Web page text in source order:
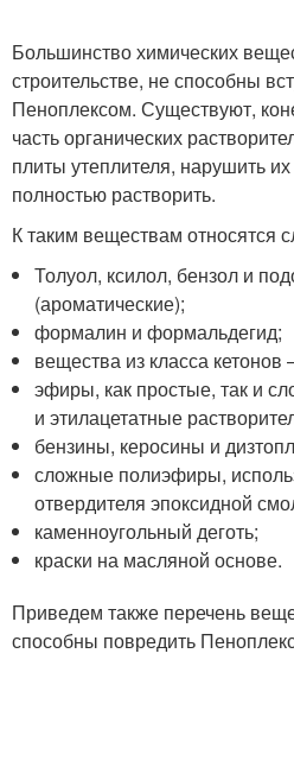
Большинство химических
строительстве, не способны
Пеноплексом. Существуют,
часть органических
плиты утеплителя, нарушить
полностью растворить.
К таким веществам относятся
Толуол, ксилол, бензол и
(ароматические);
формалин и формальдегид;
вещества из класса кетонов
эфиры, как простые, так и
и этилацетатные
бензины, керосины и
сложные полиэфиры,
отвердителя эпоксидной
каменноугольный деготь;
краски на масляной основе.
Приведем также перечень
способны повредить